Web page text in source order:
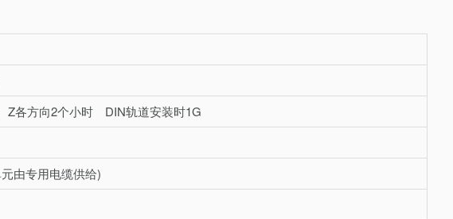
Z各方向2个小时 DIN轨道安装时1G
由专用电缆供给)